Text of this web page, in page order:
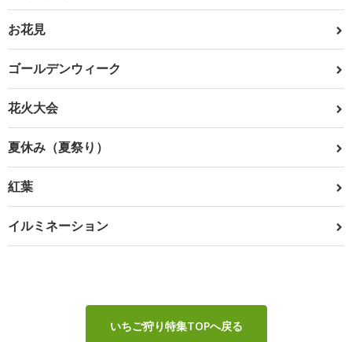
お花見
ゴールデンウィーク
花火大会
夏休み（夏祭り）
紅葉
イルミネーション
いちご狩り特集TOPへ戻る